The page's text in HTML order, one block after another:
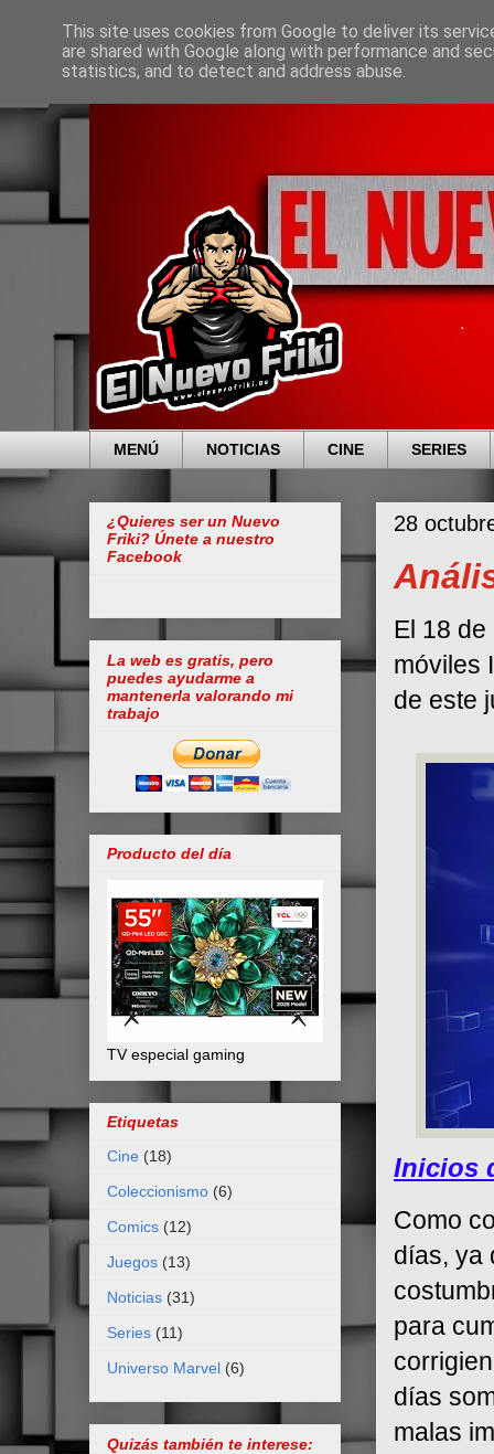
MENÚ NOTICIAS CINE SERIES
28
El 18
móviles
de este
Inicios
Como
días, ya
para
días
malas
¿Quieres ser un Nuevo
Friki? Únete a nuestro
Facebook
La web es gratis, pero
puedes ayudarme a
mantenerla valorando mi
trabajo
Producto del día
TV especial gaming
Etiquetas
Cine (18)
Coleccionismo (6)
Comics (12)
Juegos (13)
Noticias (31)
Series (11)
Universo Marvel (6)
Quizás también te interese:
This site uses cookies from Google to deliver its
are shared with Google along with performance and
statistics, and to detect and address abuse.